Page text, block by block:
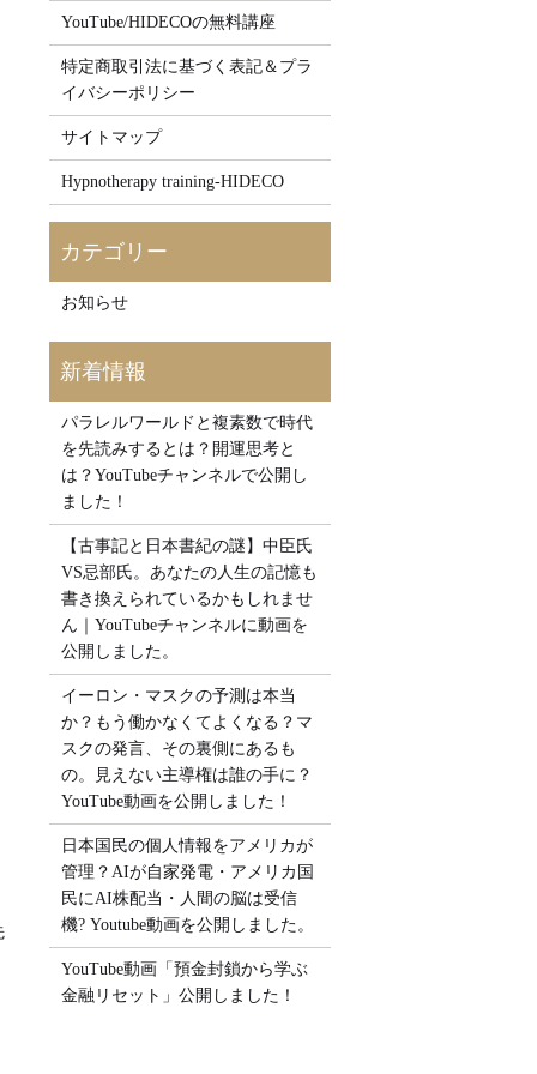
YouTube/HIDECOの無料講座
特定商取引法に基づく表記＆プラ
イバシーポリシー
サイトマップ
Hypnotherapy training-HIDECO
お知らせ
パラレルワールドと複素数で時代
を先読みするとは？開運思考と
は？YouTubeチャンネルで公開し
ました！
【古事記と日本書紀の謎】中臣氏
VS忌部氏。あなたの人生の記憶も
書き換えられているかもしれませ
ん｜YouTubeチャンネルに動画を
公開しました。
イーロン・マスクの予測は本当
か？もう働かなくてよくなる？マ
スクの発言、その裏側にあるも
の。見えない主導権は誰の手に？
YouTube動画を公開しました！
日本国民の個人情報をアメリカが
管理？AIが自家発電・アメリカ国
民にAI株配当・人間の脳は受信
機? Youtube動画を公開しました。
YouTube動画「預金封鎖から学ぶ
金融リセット」公開しました！